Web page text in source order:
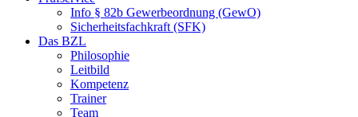
Info § 82b Gewerbeordnung (GewO)
Sicherheitsfachkraft (SFK)
Das BZL
Philosophie
Leitbild
Kompetenz
Trainer
Team